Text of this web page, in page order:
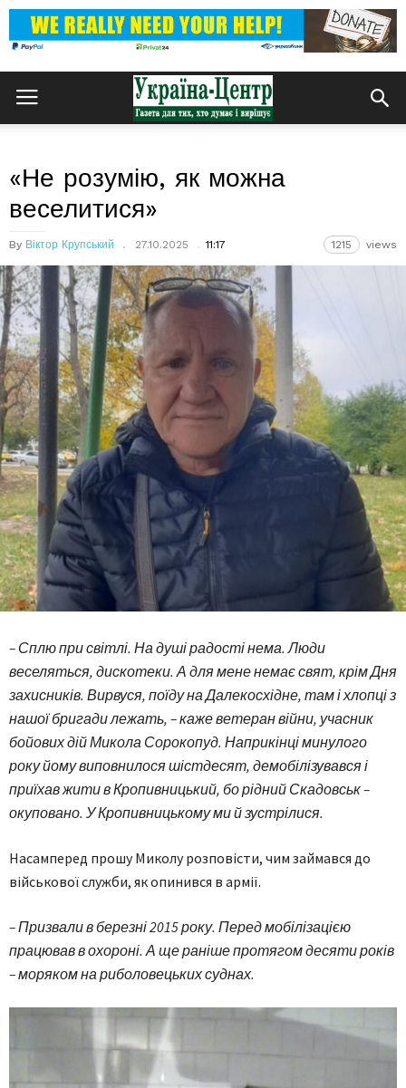
«Не розумію, як можна
веселитися»
By Віктор Крупський 27.10.2025 11:17 1215 views
– Сплю при світлі. На душі радості нема. Люди
веселяться, дискотеки. А для мене немає свят, крім Дня
захисників. Вирвуся, поїду на Далекосхідне, там і хлопці з
нашої бригади лежать, – каже ветеран війни, учасник
бойових дій Микола Сорокопуд. Наприкінці минулого
року йому виповнилося шістдесят, демобілізувався і
приїхав жити в Кропивницький, бо рідний Скадовськ –
окуповано. У Кропивницькому ми й зустрілися.
Насамперед прошу Миколу розповісти, чим займався до
військової служби, як опинився в армії.
– Призвали в березні 2015 року. Перед мобілізацією
працював в охороні. А ще раніше протягом десяти років
– моряком на риболовецьких суднах.